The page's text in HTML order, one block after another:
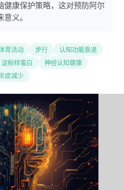
健康保护策略，这对预防阿尔
义。
育活动 步行
认知功能衰退
淀粉样蛋白
神经认知健康
症减少